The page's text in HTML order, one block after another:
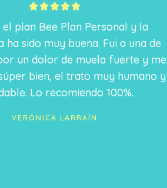
5
plan Bee Plan Personal y la
ha sido muy buena. Fui a una de
un dolor de muela fuerte y me
bien, el trato muy humano y
Lo recomiendo 100%.
VERÓNICA LARRAÍN